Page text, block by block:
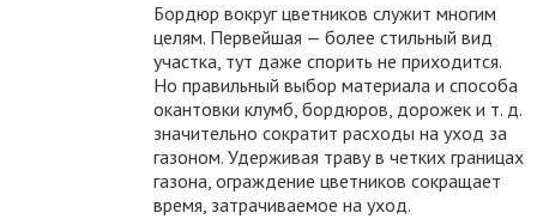
Бордюр вокруг цветников служит многим
целям. Первейшая — более стильный вид
участка, тут даже спорить не приходится.
Но правильный выбор материала и способа
окантовки клумб, бордюров, дорожек и т. д.
значительно сократит расходы на уход за
газоном. Удерживая траву в четких границах
газона, ограждение цветников сокращает
время, затрачиваемое на уход.